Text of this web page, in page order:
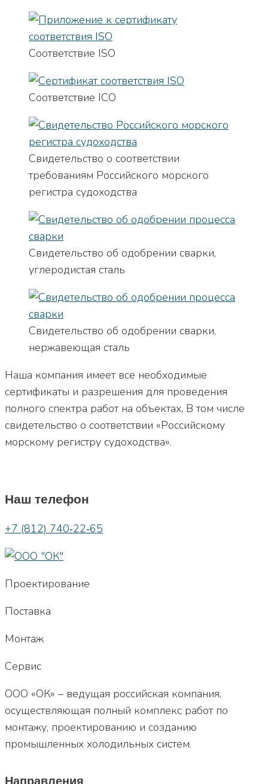
Соответствие ISO
Соответствие ICO
Свидетельство о соответствии
требованиям Российского морского
регистра судоходства
Свидетельство об одобрении сварки,
углеродистая сталь
Свидетельство об одобрении сварки,
нержавеющая сталь
Наша компания имеет все необходимые
сертификаты и разрешения для проведения
полного спектра работ на объектах, В том числе
свидетельство о соответствии «Российскому
морскому регистру судоходства».
Наш телефон
+7 (812) 740‐22‐65
Проектирование
Поставка
Монтаж
Сервис
ООО «ОК» – ведущая российская компания,
осуществляющая полный комплекс работ по
монтажу, проектированию и созданию
промышленных холодильных систем.
Направления